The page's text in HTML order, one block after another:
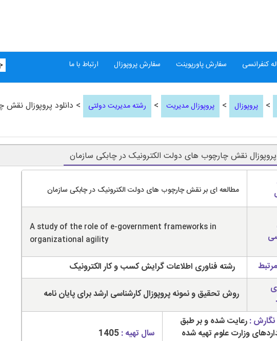
کنفرانسی سفارش پاورپوینت سفارش پروپوزال ارتباط با ما
> پروپوزال > پروپوزال مدیریت > رشته مدیریت دولتی
> دانلود پروپوزال
پروپوزال نقش چارچوب های دولت الکترونیک در چابکی سازمان
مطالعه ای بر نقش چارچوب های دولت الکترونیک در چابکی سازمان
A study of the role of e-government frameworks in
organizational agility
رشته فناوری اطلاعات گرایش کسب و کار الکترونیک
روش تحقیق و نمونه پروپوزال کارشناسی ارشد برای پایان نامه
نگارش :رعایت شده و بر طبق
وزارت علوم تهیه شده
سال تهیه :1405